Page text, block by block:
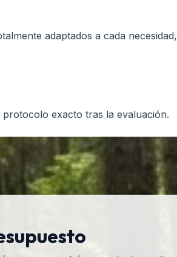
adaptados a cada necesidad,
exacto tras la evaluación.